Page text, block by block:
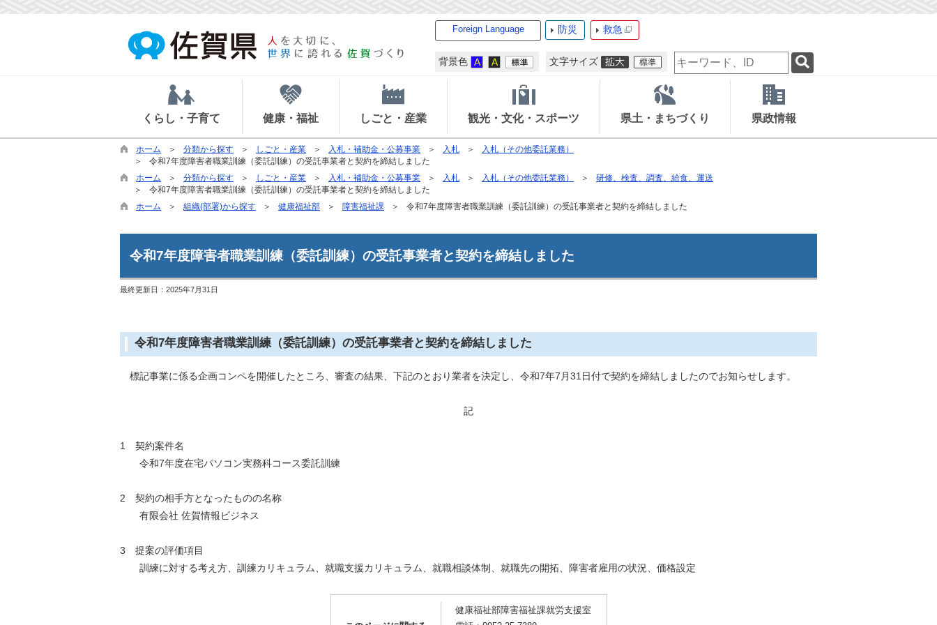
Foreign Language 防災 救急
背景色 文字サイズ
検
索
ー
ー
ド
くらし・子育て 健康・福祉 しごと・産業 観光・文化・スポーツ 県土・まちづくり 県政情報
ホーム 分類から探す しごと・産業 入札・補助金・公募事業 入札
入札（その他委託業務）
令和7年度障害者職業訓練（委託訓練）の受託事業者と契約を締結しました
ホーム
分類から探す しごと・産業 入札・補助金・公募事業 入札 入札（その他委託業務）
研修、検査、調査、給食、運送
令和7年度障害者職業訓練（委託訓練）の受託事業者と契約を締結しました
ホーム
組織(部署)から探す 健康福祉部 障害福祉課 令和7年度障害者職業訓練（委託訓練）の受託事業者と契約を締結しました
令和7年度障害者職業訓練（委託訓練）の受託事業者と契約を締結しました
最終更新日： 2025年7月31日
令和7年度障害者職業訓練（委託訓練）の受託事業者と契約を締結しました
標記事業に係る企画コンペを開催したところ、審査の結果、下記のとおり業者を決定し、令和7年7月31日付で契約を締結しましたのでお知らせします。
記
1 契約案件名
令和7年度在宅パソコン実務科コース委託訓練
2 契約の相手方となったものの名称
有限会社 佐賀情報ビジネス
3 提案の評価項目
訓練に対する考え方、訓練カリキュラム、就職支援カリキュラム、就職相談体制、就職先の開拓、障害者雇用の状況、価格設定
健康福祉部障害福祉課就労支援室